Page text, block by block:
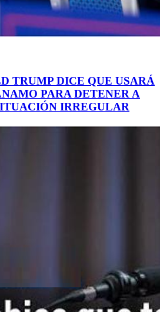
TRUMP DICE QUE USARÁ
PARA DETENER A
IRREGULAR